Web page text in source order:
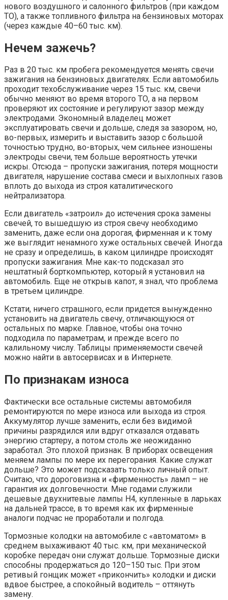
нового воздушного и салонного фильтров (при каждом
ТО), а также топливного фильтра на бензиновых моторах
(через каждые 40–60 тыс. км).
Нечем зажечь?
Раз в 20 тыс. км пробега рекомендуется менять свечи
зажигания на бензиновых двигателях. Если автомобиль
проходит техобслуживание через 15 тыс. км, свечи
обычно меняют во время второго ТО, а на первом
проверяют их состояние и регулируют зазор между
электродами. Экономный владелец может
эксплуатировать свечи и дольше, следя за зазором, но,
во-первых, измерить и выставить зазор с большой
точностью трудно, во-вторых, чем сильнее изношены
электроды свечи, тем больше вероятность утечки
искры. Отсюда – пропуски зажигания, потеря мощности
двигателя, нарушение состава смеси и выхлопных газов
вплоть до выхода из строя каталитического
нейтрализатора.
Если двигатель «затроил» до истечения срока замены
свечей, то вышедшую из строя свечу необходимо
заменить, даже если она дорогая, фирменная и к тому
же выглядит ненамного хуже остальных свечей. Иногда
не сразу и определишь, в каком цилиндре происходят
пропуски зажигания. Мне как-то подсказал это
нештатный борткомпьютер, который я установил на
автомобиль. Еще не открыв капот, я знал, что проблема
в третьем цилиндре.
Кстати, ничего страшного, если придется вынужденно
установить на двигатель свечу, отличающуюся от
остальных по марке. Главное, чтобы она точно
подходила по параметрам, и прежде всего по
калильному числу. Таблицы применяемости свечей
можно найти в автосервисах и в Интернете.
По признакам износа
Фактически все остальные системы автомобиля
ремонтируются по мере износа или выхода из строя.
Аккумулятор лучше заменить, если без видимой
причины разрядился или вдруг отказался отдавать
энергию стартеру, а потом столь же неожиданно
заработал. Это плохой признак. В приборах освещения
меняем лампы по мере их перегорания. Какие служат
дольше? Это может подсказать только личный опыт.
Считаю, что дороговизна и «фирменность» ламп – не
гарантия их долговечности. Мне годами служили
дешевые двухнитевые лампы H4, купленные в ларьках
на дальней трассе, в то время как их фирменные
аналоги подчас не проработали и полгода.
Тормозные колодки на автомобиле с «автоматом» в
среднем выхаживают 40 тыс. км, при механической
коробке передач они служат дольше. Тормозные диски
способны продержаться до 120–150 тыс. При этом
ретивый гонщик может «прикончить» колодки и диски
вдвое быстрее, а спокойный водитель – оттянуть
замену.